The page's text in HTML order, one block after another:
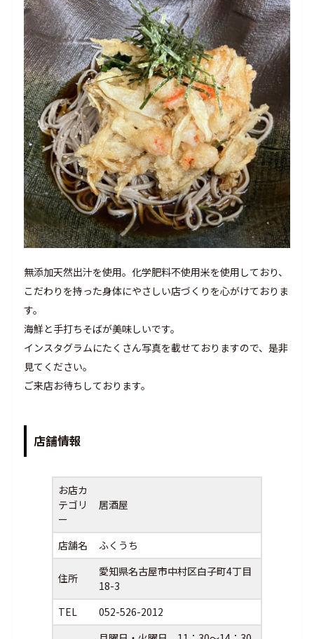
無添加天然出汁を使用。化学肥料不使用米を使用しており、
こだわりを持った身体にやさしい店づくりを心がけておりま
す。
海鮮と手打ちそばが美味しいです。
インスタグラムにたくさん写真を載せておりますので、是非
見てください。
ご来店お待ちしております。
店舗情報
お店カ
テゴリ
ー
居酒屋
店舗名 ふくうち
住所
愛知県名古屋市中村区白子町4丁目
18-3
TEL
052-526-2012